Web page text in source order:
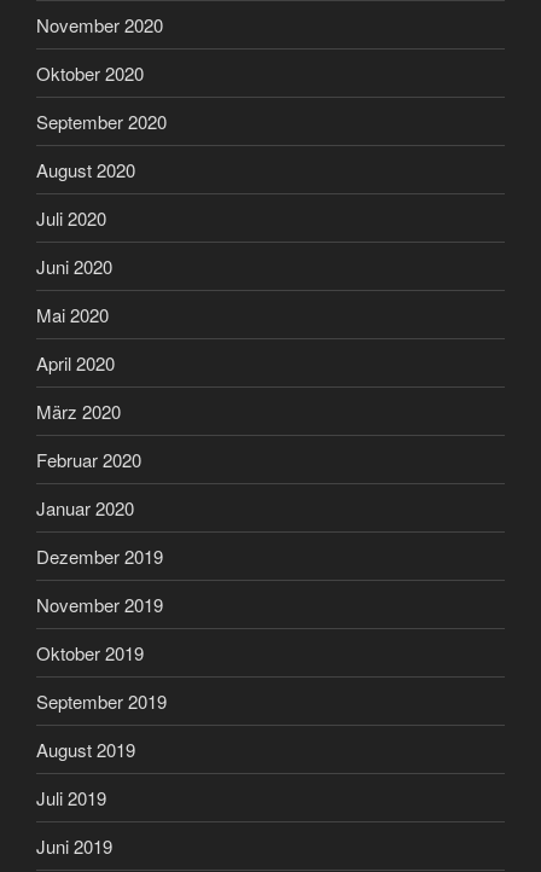
November 2020
Oktober 2020
September 2020
August 2020
Juli 2020
Juni 2020
Mai 2020
April 2020
März 2020
Februar 2020
Januar 2020
Dezember 2019
November 2019
Oktober 2019
September 2019
August 2019
Juli 2019
Juni 2019